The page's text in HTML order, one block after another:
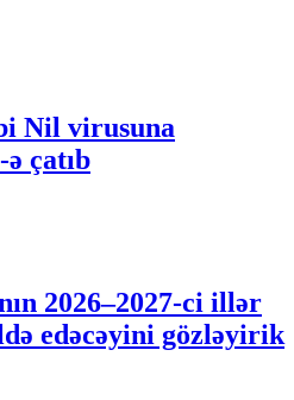
Nil virusuna
çatıb
2026–2027-ci illər
edəcəyini gözləyirik